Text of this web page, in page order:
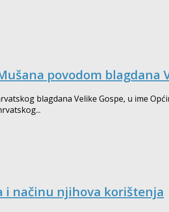
povodom blagdana
blagdana Velike Gospe, u ime
i načinu njihova korištenja